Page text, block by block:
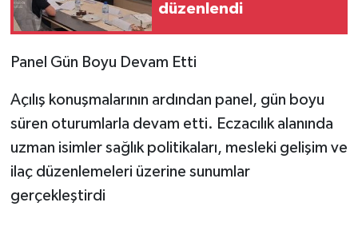
düzenlendi
Panel Gün Boyu Devam Etti
Açılış konuşmalarının ardından panel, gün boyu
süren oturumlarla devam etti. Eczacılık alanında
uzman isimler sağlık politikaları, mesleki gelişim ve
ilaç düzenlemeleri üzerine sunumlar
gerçekleştirdi